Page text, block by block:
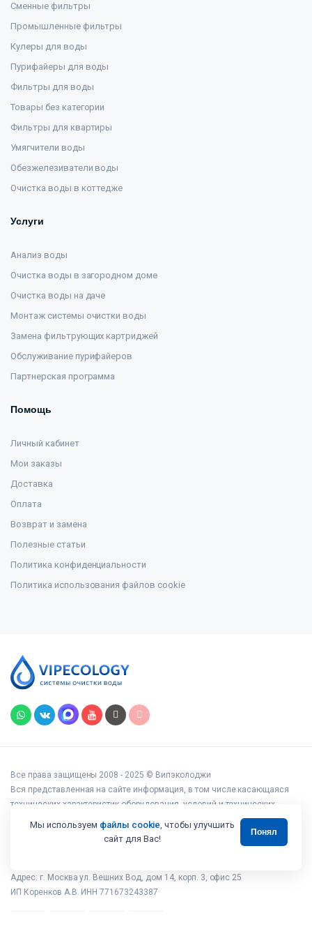
Сменные фильтры
Промышленные фильтры
Кулеры для воды
Пурифайеры для воды
Фильтры для воды
Товары без категории
Фильтры для квартиры
Умягчители воды
Обезжелезиватели воды
Очистка воды в коттедже
Услуги
Анализ воды
Очистка воды в загородном доме
Очистка воды на даче
Монтаж системы очистки воды
Замена фильтрующих картриджей
Обслуживание пурифайеров
Партнерская программа
Помощь
Личный кабинет
Мои заказы
Доставка
Оплата
Возврат и замена
Полезные статьи
Политика конфиденциальности
Политика использования файлов cookie
Все права защищены 2008 - 2025 © Випэколоджи
Вся представленная на сайте информация, в том числе касающаяся
технических характеристик оборудования, условий и технических
возможностей подключения, наличия на складе, стоимости товаров и
услуг, носит информационный характер и ни при каких условиях не
является публичной офертой, определяемой положениями статьи 437
Адрес: г. Москва ул. Вешних Вод, дом 14, корп. 3, офис 25
ИП Коренков А.В. ИНН 771673243387
Мы используем файлы cookie, чтобы улучшить
сайт для Вас!
Понял